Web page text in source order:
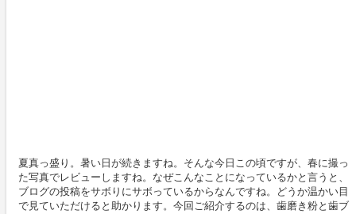
夏真っ盛り。暑い日が続きますね。そんな今日この頃ですが、春に撮っ
た写真でレビューしますね。なぜこんなことになっているかと言うと、
ブログの投稿をサボりにサボっているからなんですね。どうか温かい目
で見ていただけると助かります。今回ご紹介するのは、歯磨き粉と歯ブ